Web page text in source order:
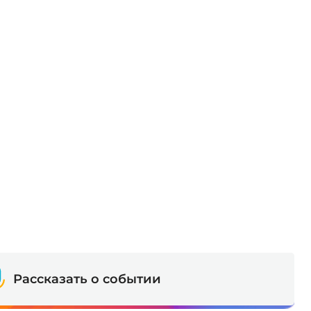
Рассказать о событии